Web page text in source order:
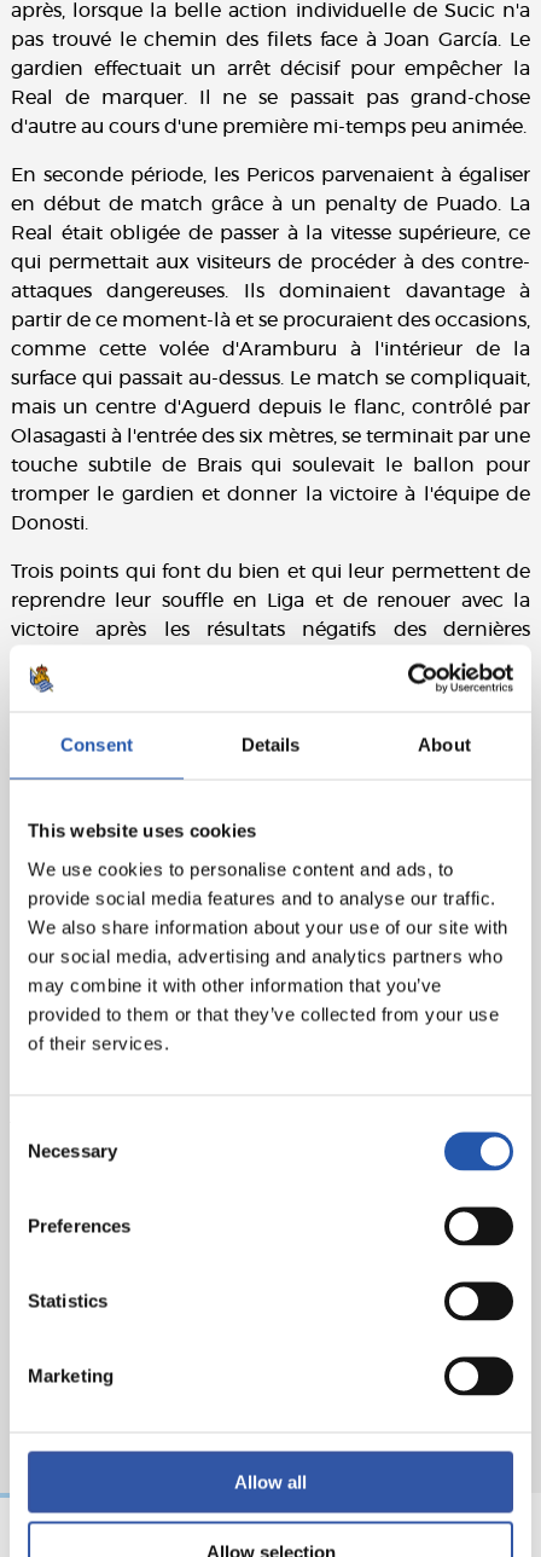
Consent Details About
This website uses cookies
We use cookies to personalise content and ads, to
provide social media features and to analyse our traffic.
We also share information about your use of our site with
our social media, advertising and analytics partners who
may combine it with other information that you’ve
provided to them or that they’ve collected from your use
of their services.
Selection
Necessary
Preferences
Statistics
Marketing
Allow all
Allow selection
après, lorsque la belle action individuelle de Sucic n'a
pas trouvé le chemin des filets face à Joan García. Le
gardien effectuait un arrêt décisif pour empêcher la
Real de marquer. Il ne se passait pas grand-chose
d'autre au cours d'une première mi-temps peu animée.
En seconde période, les Pericos parvenaient à égaliser
en début de match grâce à un penalty de Puado. La
Real était obligée de passer à la vitesse supérieure, ce
qui permettait aux visiteurs de procéder à des contre-
attaques dangereuses. Ils dominaient davantage à
partir de ce moment-là et se procuraient des occasions,
comme cette volée d'Aramburu à l'intérieur de la
surface qui passait au-dessus. Le match se compliquait,
mais un centre d'Aguerd depuis le flanc, contrôlé par
Olasagasti à l'entrée des six mètres, se terminait par une
touche subtile de Brais qui soulevait le ballon pour
tromper le gardien et donner la victoire à l'équipe de
Donosti.
Trois points qui font du bien et qui leur permettent de
reprendre leur souffle en Liga et de renouer avec la
victoire après les résultats négatifs des dernières
semaines. Un bon résultat pour affronter la suite avec
un meilleur visage et de l'optimisme. We are Real.
Fiche technique :
Real Sociedad :Remiro, Aramburu, Aritz (cap), Aguerd,
(Brais Méndez, min.81), Sergio Gómez (Barrene, min.62),
Becker (Take, min.76) et Óskarsson (Oyarzabal, min.62).
RCD Espanyol :Joan García, El Hilali, Kumbulla,
Cabrera, Calero (Cheddira, min.87), Aguado (Bauza,
min.82), Král, Exposito (Veliz, min.46), Roca (Carreras,
min.46), Puado (cap) et Roberto (Tejero, min.69).
Buts :Becker, min.1. 1-1 : Puado (pen.), min.53. 2-1 : Brais